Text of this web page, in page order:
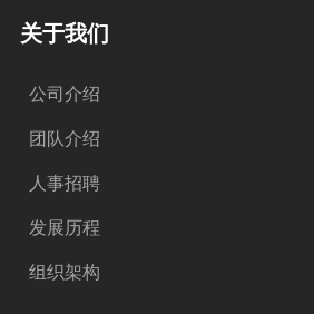
关于我们
公司介绍
团队介绍
人事招聘
发展历程
组织架构